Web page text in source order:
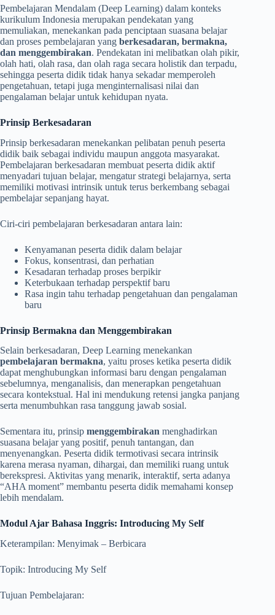
Pembelajaran Mendalam (Deep Learning) dalam konteks
kurikulum Indonesia merupakan pendekatan yang
memuliakan, menekankan pada penciptaan suasana belajar
dan proses pembelajaran yang berkesadaran, bermakna,
dan menggembirakan. Pendekatan ini melibatkan olah pikir,
olah hati, olah rasa, dan olah raga secara holistik dan terpadu,
sehingga peserta didik tidak hanya sekadar memperoleh
pengetahuan, tetapi juga menginternalisasi nilai dan
pengalaman belajar untuk kehidupan nyata.
Prinsip Berkesadaran
Prinsip berkesadaran menekankan pelibatan penuh peserta
didik baik sebagai individu maupun anggota masyarakat.
Pembelajaran berkesadaran membuat peserta didik aktif
menyadari tujuan belajar, mengatur strategi belajarnya, serta
memiliki motivasi intrinsik untuk terus berkembang sebagai
pembelajar sepanjang hayat.
Ciri-ciri pembelajaran berkesadaran antara lain:
Kenyamanan peserta didik dalam belajar
Fokus, konsentrasi, dan perhatian
Kesadaran terhadap proses berpikir
Keterbukaan terhadap perspektif baru
Rasa ingin tahu terhadap pengetahuan dan pengalaman
baru
Prinsip Bermakna dan Menggembirakan
Selain berkesadaran, Deep Learning menekankan
pembelajaran bermakna, yaitu proses ketika peserta didik
dapat menghubungkan informasi baru dengan pengalaman
sebelumnya, menganalisis, dan menerapkan pengetahuan
secara kontekstual. Hal ini mendukung retensi jangka panjang
serta menumbuhkan rasa tanggung jawab sosial.
Sementara itu, prinsip menggembirakan menghadirkan
suasana belajar yang positif, penuh tantangan, dan
menyenangkan. Peserta didik termotivasi secara intrinsik
karena merasa nyaman, dihargai, dan memiliki ruang untuk
berekspresi. Aktivitas yang menarik, interaktif, serta adanya
“AHA moment” membantu peserta didik memahami konsep
lebih mendalam.
Modul Ajar Bahasa Inggris: Introducing My Self
Keterampilan: Menyimak – Berbicara
Topik: Introducing My Self
Tujuan Pembelajaran: